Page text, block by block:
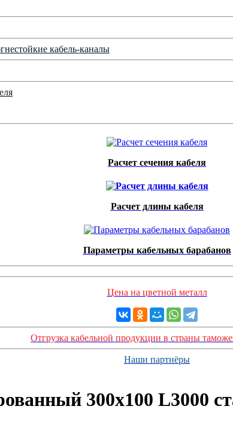
кабель-каналы
Расчет сечения кабеля
Расчет длины кабеля
Параметры кабельных барабанов
Цена на цветной металл
Отгрузка кабельной продукции в страны
Наши партнёры
300х100 L3000